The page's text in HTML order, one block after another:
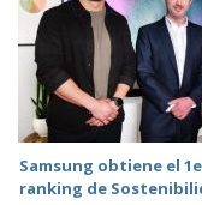
Samsung obtiene el
ranking de